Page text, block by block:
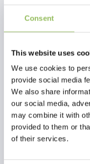
Consent
This website uses
We use cookies to
provide social media
We also share
our social media,
may combine it with
provided to them or
of their services.
kann mit zwei stabilen
Boden macht die Box sehr
kann.